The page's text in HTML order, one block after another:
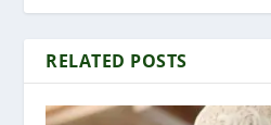
RELATED POSTS